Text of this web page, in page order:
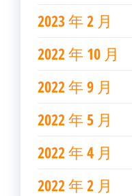
2023 年 2 月
2022 年 10 月
2022 年 9 月
2022 年 5 月
2022 年 4 月
2022 年 2 月